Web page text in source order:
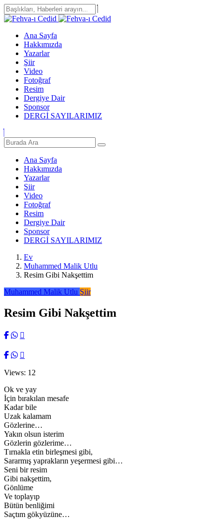
Ana Sayfa
Hakkımızda
Yazarlar
Şiir
Video
Fotoğraf
Resim
Dergiye Dair
Sponsor
DERGİ SAYILARIMIZ
Ana Sayfa
Hakkımızda
Yazarlar
Şiir
Video
Fotoğraf
Resim
Dergiye Dair
Sponsor
DERGİ SAYILARIMIZ
Ev
Muhammed Malik Utlu
Resim Gibi Nakşettim
Muhammed Malik Utlu Şiir
Resim Gibi Nakşettim
Views: 12
Ok ve yay
İçin bırakılan mesafe
Kadar bile
Uzak kalamam
Gözlerine…
Yakın olsun isterim
Gözlerin gözlerime…
Tırnakla etin birleşmesi gibi,
Sararmış yaprakların yeşermesi gibi…
Seni bir resim
Gibi nakşettim,
Gönlüme
Ve toplayıp
Bütün benliğimi
Saçtım gökyüzüne…